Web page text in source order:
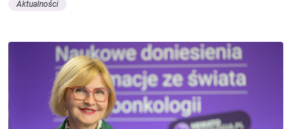
Aktualności